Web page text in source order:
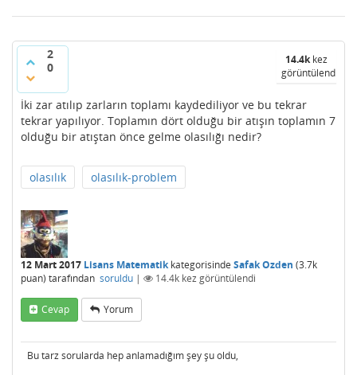
2
0
14.4kkez
görüntülendi
İki zar atılıp zarların toplamı kaydediliyor ve bu tekrar
tekrar yapılıyor. Toplamın dört olduğu bir atışın toplamın 7
olduğu bir atıştan önce gelme olasılığı nedir?
olasılık olasılık-problem
12 Mart 2017 Lisans Matematikkategorisinde Safak Ozden (3.7k
puan) tarafından soruldu | 14.4k kez görüntülendi
Cevap Yorum
Bu tarz sorularda hep anlamadığım şey şu oldu,